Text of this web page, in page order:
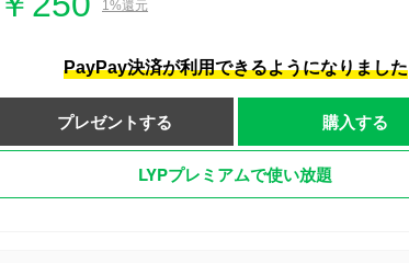
1%還元
PayPay決済が利用できるようになりました
プレゼントする 購入する
LYPプレミアムで使い放題